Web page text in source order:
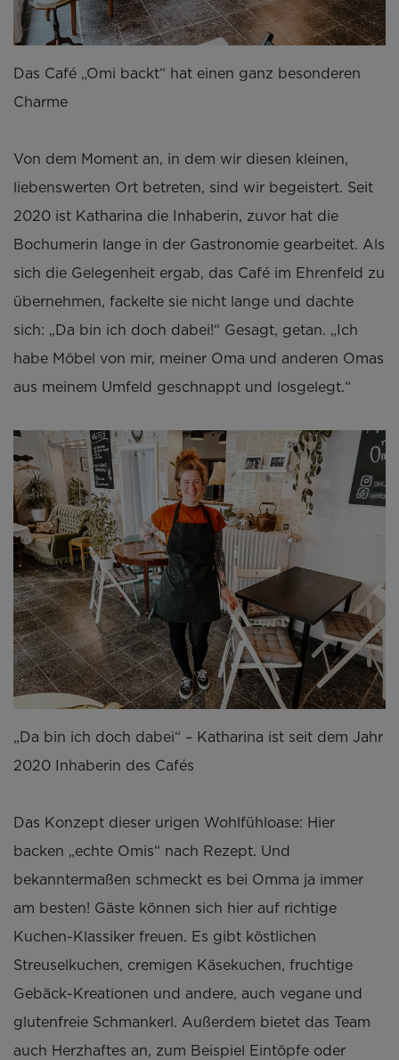
Das Café „Omi backt“ hat einen ganz besonderen
Charme
Von dem Moment an, in dem wir diesen kleinen,
liebenswerten Ort betreten, sind wir begeistert. Seit
2020 ist Katharina die Inhaberin, zuvor hat die
Bochumerin lange in der Gastronomie gearbeitet. Als
sich die Gelegenheit ergab, das Café im Ehrenfeld zu
übernehmen, fackelte sie nicht lange und dachte
sich: „Da bin ich doch dabei!“ Gesagt, getan. „Ich
habe Möbel von mir, meiner Oma und anderen Omas
aus meinem Umfeld geschnappt und losgelegt.“
„Da bin ich doch dabei“ – Katharina ist seit dem Jahr
2020 Inhaberin des Cafés
Das Konzept dieser urigen Wohlfühloase: Hier
backen „echte Omis“ nach Rezept. Und
bekanntermaßen schmeckt es bei Omma ja immer
am besten! Gäste können sich hier auf richtige
Kuchen-Klassiker freuen. Es gibt köstlichen
Streuselkuchen, cremigen Käsekuchen, fruchtige
Gebäck-Kreationen und andere, auch vegane und
glutenfreie Schmankerl. Außerdem bietet das Team
auch Herzhaftes an, zum Beispiel Eintöpfe oder